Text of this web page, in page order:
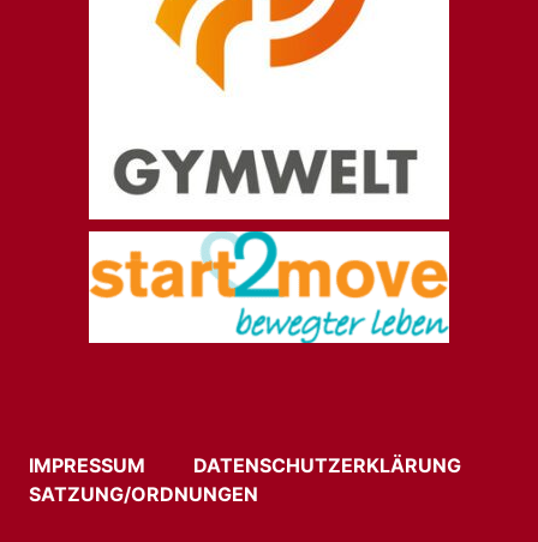
IMPRESSUM
DATENSCHUTZERKLÄRUNG
SATZUNG/ORDNUNGEN